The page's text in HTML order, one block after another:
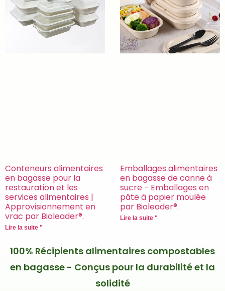
Conteneurs alimentaires
en bagasse pour la
restauration et les
services alimentaires |
Approvisionnement en
vrac par Bioleader®.
Lire la suite "
Emballages alimentaires
en bagasse de canne à
sucre - Emballages en
pâte à papier moulée
par Bioleader®.
Lire la suite "
100% Récipients alimentaires compostables
en bagasse - Conçus pour la durabilité et la
solidité